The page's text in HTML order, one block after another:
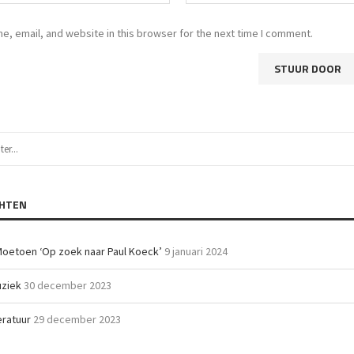
email, and website in this browser for the next time I comment.
‘Op zoek naar Paul Koeck’ 9 januari 2024
30 december 2023
29 december 2023